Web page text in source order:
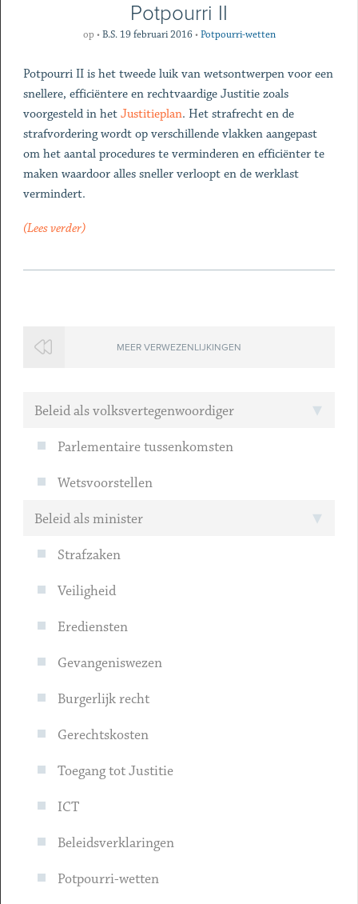
Potpourri II
op •B.S. 19 februari 2016 •Potpourri-wetten
Potpourri II is het tweede luik van wetsontwerpen voor een
snellere, efficiëntere en rechtvaardige Justitie zoals
voorgesteld in het Justitieplan. Het strafrecht en de
strafvordering wordt op verschillende vlakken aangepast
om het aantal procedures te verminderen en efficiënter te
maken waardoor alles sneller verloopt en de werklast
vermindert.
(Lees verder)
MEER VERWEZENLIJKINGEN
Beleid als volksvertegenwoordiger
Parlementaire tussenkomsten
Wetsvoorstellen
Beleid als minister
Strafzaken
Veiligheid
Erediensten
Gevangeniswezen
Burgerlijk recht
Gerechtskosten
Toegang tot Justitie
ICT
Beleidsverklaringen
Potpourri-wetten